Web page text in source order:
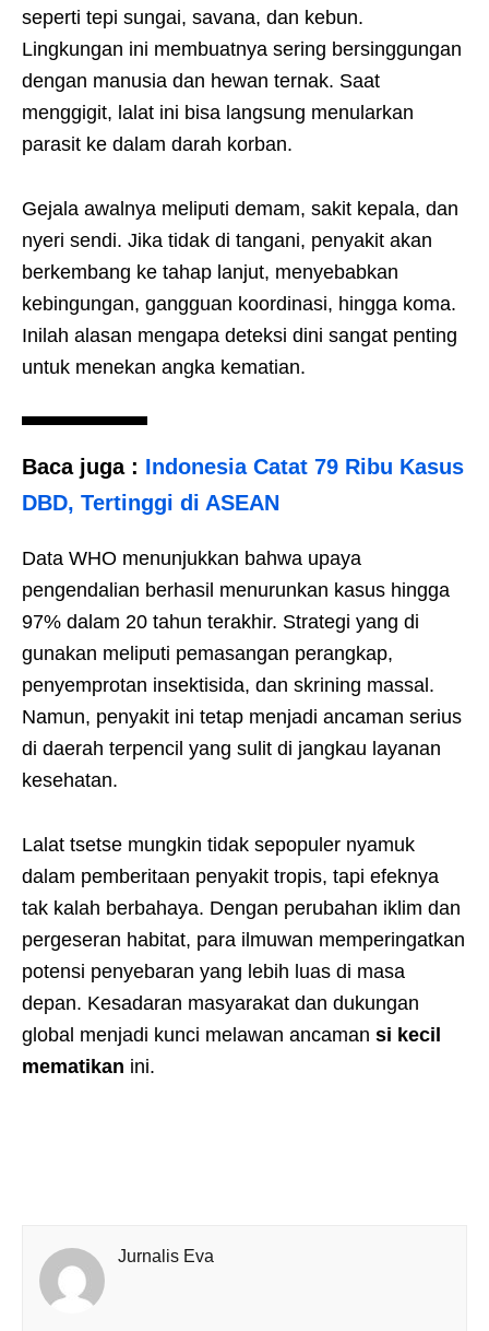
seperti tepi sungai, savana, dan kebun.
Lingkungan ini membuatnya sering bersinggungan
dengan manusia dan hewan ternak. Saat
menggigit, lalat ini bisa langsung menularkan
parasit ke dalam darah korban.
Gejala awalnya meliputi demam, sakit kepala, dan
nyeri sendi. Jika tidak di tangani, penyakit akan
berkembang ke tahap lanjut, menyebabkan
kebingungan, gangguan koordinasi, hingga koma.
Inilah alasan mengapa deteksi dini sangat penting
untuk menekan angka kematian.
Baca juga : Indonesia Catat 79 Ribu Kasus
DBD, Tertinggi di ASEAN
Data WHO menunjukkan bahwa upaya
pengendalian berhasil menurunkan kasus hingga
97% dalam 20 tahun terakhir. Strategi yang di
gunakan meliputi pemasangan perangkap,
penyemprotan insektisida, dan skrining massal.
Namun, penyakit ini tetap menjadi ancaman serius
di daerah terpencil yang sulit di jangkau layanan
kesehatan.
Lalat tsetse mungkin tidak sepopuler nyamuk
dalam pemberitaan penyakit tropis, tapi efeknya
tak kalah berbahaya. Dengan perubahan iklim dan
pergeseran habitat, para ilmuwan memperingatkan
potensi penyebaran yang lebih luas di masa
depan. Kesadaran masyarakat dan dukungan
global menjadi kunci melawan ancaman si kecil
mematikan ini.
Jurnalis Eva